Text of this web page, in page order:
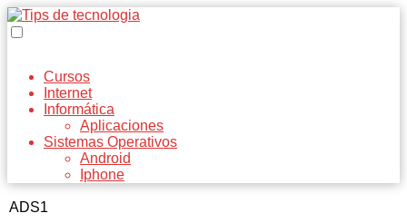
Cursos
Internet
Informática
Aplicaciones
Sistemas Operativos
Android
Iphone
ADS1